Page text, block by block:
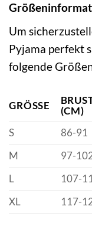
Um
Pyjama perfekt
folgende
GRÖSSE
(CM)
S
86-91
M
97-
L
107-
XL
117-